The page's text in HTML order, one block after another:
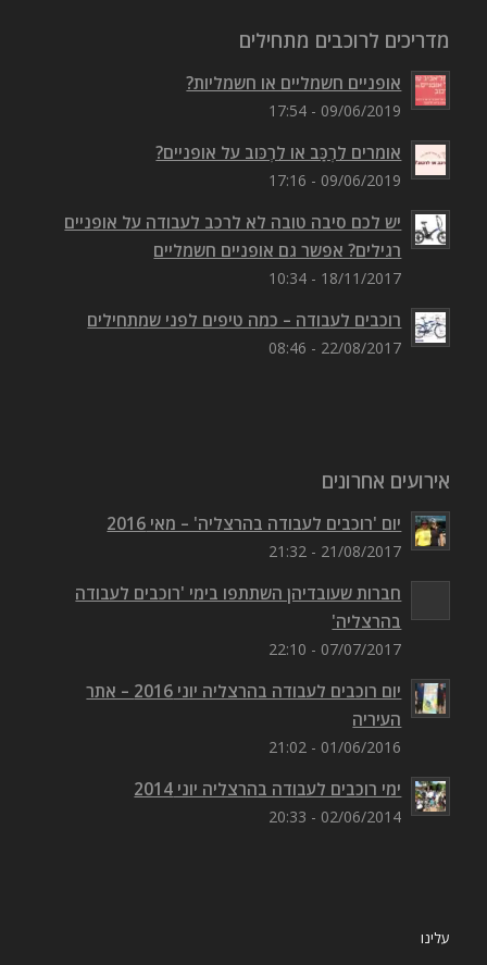
מדריכים לרוכבים מתחילים
אופניים חשמליים או חשמליות?
09/06/2019 - 17:54
אומרים לִרְכַּב או לִרְכּוב על אופניים?
09/06/2019 - 17:16
יש לכם סיבה טובה לא לרכב לעבודה על אופניים
רגילים? אפשר גם אופניים חשמליים
18/11/2017 - 10:34
רוכבים לעבודה – כמה טיפים לפני שמתחילים
22/08/2017 - 08:46
אירועים אחרונים
יום 'רוכבים לעבודה בהרצליה' – מאי 2016
21/08/2017 - 21:32
חברות שעובדיהן השתתפו בימי 'רוכבים לעבודה
בהרצליה'
07/07/2017 - 22:10
יום רוכבים לעבודה בהרצליה יוני 2016 – אתר
העיריה
01/06/2016 - 21:02
ימי רוכבים לעבודה בהרצליה יוני 2014
02/06/2014 - 20:33
עלינו